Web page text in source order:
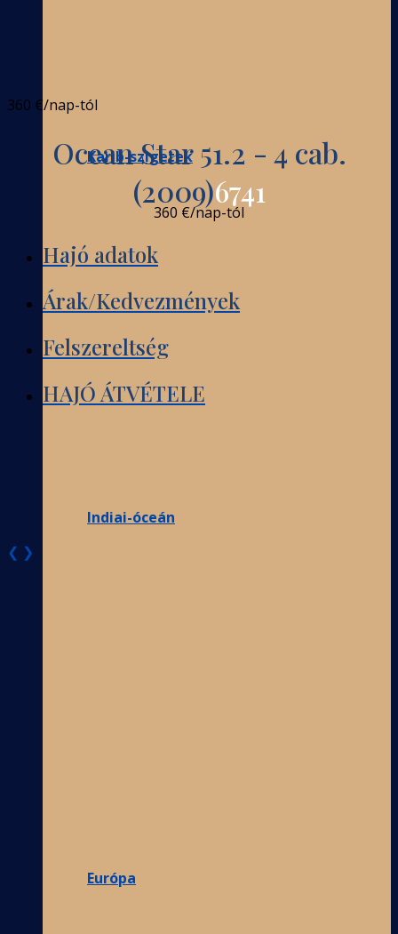
Karib-szigetek
Indiai-óceán
Európa
360 €/nap-tól
Ocean Star 51.2 - 4 cab.
(2009)6741
360 €/nap-tól
Hajó adatok
Árak/Kedvezmények
Felszereltség
HAJÓ ÁTVÉTELE
❮ ❯